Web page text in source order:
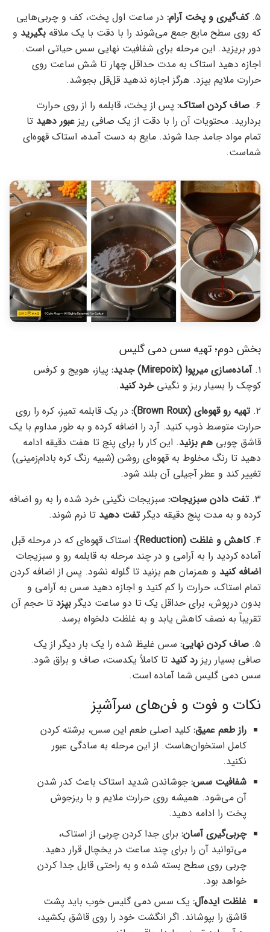
۵. کف‌گیری و پخت آرام: در ساعت اول پخت، کف و چربی‌هایی
که روی سطح مایع جمع می‌شوند را با دقت با یک ملاقه بگیرید و
دور بریزید. این مرحله برای شفافیت نهایی سس حیاتی است.
اجازه دهید استاک به مدت حداقل چهار تا شش ساعت روی
حرارت ملایم بپزد. هرگز اجازه ندهید قل‌قل بجوشد.
۶. صاف کردن استاک: پس از پخت، قابلمه را از روی حرارت
بردارید. محتویات آن را با دقت از یک صافی ریز عبور دهید تا
تمام مواد جامد جدا شوند. مایع به دست آمده، استاک قهوه‌ای
شماست.
بخش دوم؛ تهیه سس دمی گلیس
۱. آماده‌سازی میرپوا (Mirepoix) جدید:
پیاز، هویج و کرفس
کوچک را بسیار ریز و نگینیخرد کنید.
۲. تهیه رو قهوه‌ای (Brown Roux):
در یک قابلمه تمیز، کره را روی
حرارت متوسط ذوب کنید. آرد را اضافه کرده و به طور مداوم با یک
قاشق چوبی هم بزنید. این کار را برای پنج تا هفت دقیقه ادامه
دهید تا رنگ مخلوط به قهوه‌ای روشن (شبیه رنگ کره بادام‌زمینی)
تغییر کند و عطر آجیلی آن بلند شود.
۳. تفت دادن سبزیجات: سبزیجات نگینی خرد شده را به رو اضافه
کرده و به مدت پنج دقیقه دیگرتفت دهید تا نرم شوند.
۴. کاهش و غلظت (Reduction):
استاک قهوه‌ای که در مرحله قبل
آماده کردید را به آرامی و در چند مرحله به قابلمه رو و سبزیجات
اضافه کنید و همزمان هم بزنید تا گلوله نشود. پس از اضافه کردن
تمام استاک، حرارت را کم کنید و اجازه دهید سس به آرامی و
بدون درپوش، برای حداقل یک تا دو ساعت دیگر بپزد تا حجم آن
تقریباً به نصف کاهش یابد و به غلظت دلخواه برسد.
۵. صاف کردن نهایی: سس غلیظ شده را یک بار دیگر از یک
صافی بسیار ریز رد کنید تا کاملاً یکدست، صاف و براق شود.
سس دمی گلیس شما آماده است.
نکات و فوت و فن‌های سرآشپز
راز طعم عمیق: کلید اصلی طعم این سس، برشته کردن
کامل استخوان‌هاست. از این مرحله به سادگی عبور
نکنید.
شفافیت سس: جوشاندن شدید استاک باعث کدر شدن
آن می‌شود. همیشه روی حرارت ملایم و با ریزجوش
پخت را ادامه دهید.
چربی‌گیری آسان: برای جدا کردن چربی از استاک،
می‌توانید آن را برای چند ساعت در یخچال قرار دهید.
چربی روی سطح بسته شده و به راحتی قابل جدا کردن
خواهد بود.
غلظت ایده‌آل: یک سس دمی گلیس خوب باید پشت
قاشق را بپوشاند. اگر انگشت خود را روی قاشق بکشید،